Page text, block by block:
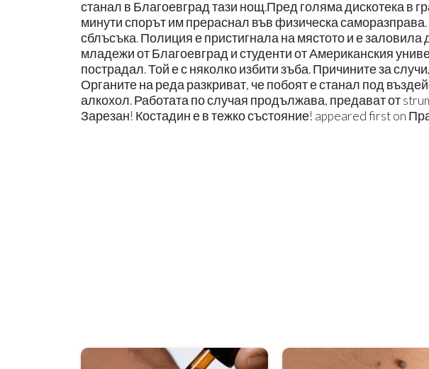
станал в Благоевград тази нощ.Пред голяма дискотека в
минути спорът им прераснал във физическа
сблъсъка. Полиция е пристигнала на мястото и е
младежи от Благоевград и студенти от Американския
пострадал. Той е с няколко избити зъба. Причините за
Органите на реда разкриват, че побоят е станал под
алкохол. Работата по случая продължава, предават от
Зарезан! Костадин е в тежко състояние! appeared first on